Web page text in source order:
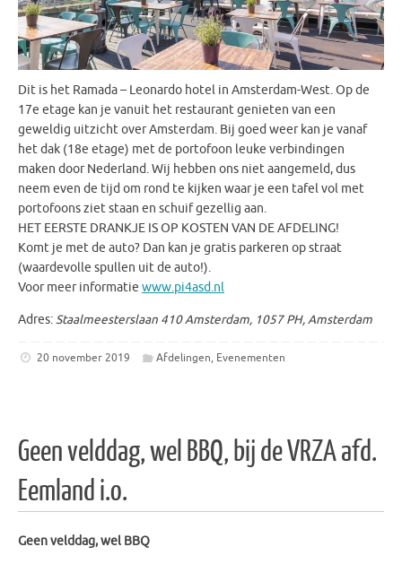
Dit is het Ramada – Leonardo hotel in Amsterdam-West. Op de
17e etage kan je vanuit het restaurant genieten van een
geweldig uitzicht over Amsterdam. Bij goed weer kan je vanaf
het dak (18e etage) met de portofoon leuke verbindingen
maken door Nederland. Wij hebben ons niet aangemeld, dus
neem even de tijd om rond te kijken waar je een tafel vol met
portofoons ziet staan en schuif gezellig aan.
HET EERSTE DRANKJE IS OP KOSTEN VAN DE AFDELING!
Komt je met de auto? Dan kan je gratis parkeren op straat
(waardevolle spullen uit de auto!).
Voor meer informatie www.pi4asd.nl
Adres:Staalmeesterslaan 410 Amsterdam, 1057 PH, Amsterdam
20 november 2019 Afdelingen, Evenementen
Geen velddag, wel BBQ, bij de VRZA afd.
Eemland i.o.
Geen velddag, wel BBQ